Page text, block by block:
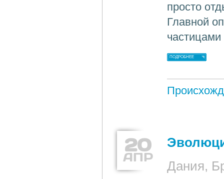
просто
Главной
частицами
ПОДРОБНЕЕ
20
АПР
Дания,